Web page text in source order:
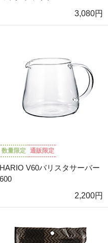
3,080円
数量限定 通販限定
HARIO V60バリスタサーバー
600
2,200円